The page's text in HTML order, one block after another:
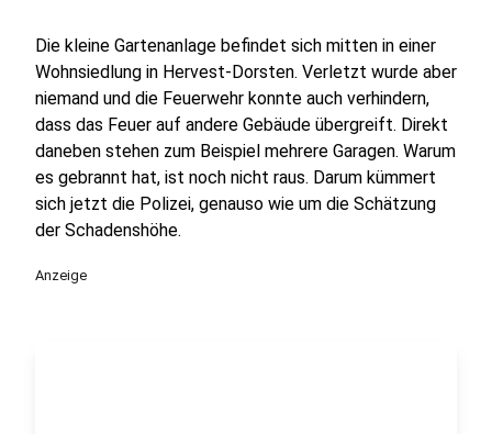
Die kleine Gartenanlage befindet sich mitten in einer
Wohnsiedlung in Hervest-Dorsten. Verletzt wurde aber
niemand und die Feuerwehr konnte auch verhindern,
dass das Feuer auf andere Gebäude übergreift. Direkt
daneben stehen zum Beispiel mehrere Garagen. Warum
es gebrannt hat, ist noch nicht raus. Darum kümmert
sich jetzt die Polizei, genauso wie um die Schätzung
der Schadenshöhe.
Anzeige